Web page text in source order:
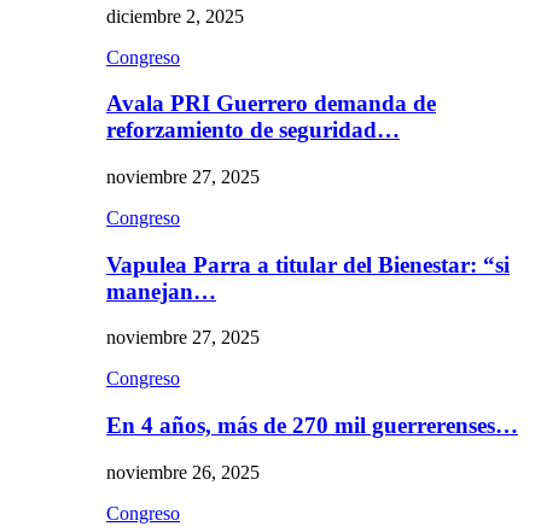
diciembre 2, 2025
Congreso
Avala PRI Guerrero demanda de
reforzamiento de seguridad…
noviembre 27, 2025
Congreso
Vapulea Parra a titular del Bienestar: “si
manejan…
noviembre 27, 2025
Congreso
En 4 años, más de 270 mil guerrerenses…
noviembre 26, 2025
Congreso